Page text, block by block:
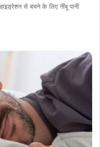
से बचने के लिए नींबू पानी